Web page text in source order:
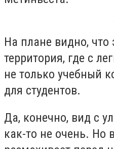
На плане видно, что
территория, где с
не только учебный
для студентов.
Да, конечно, вид с
как-то не очень. Но